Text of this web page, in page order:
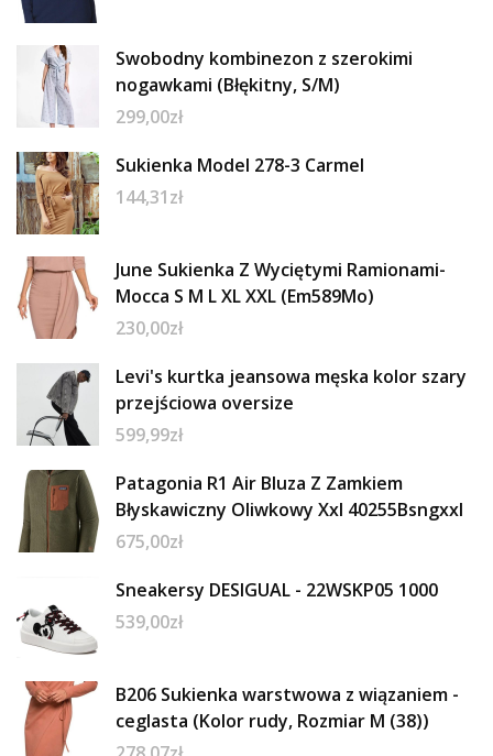
Swobodny kombinezon z szerokimi
nogawkami (Błękitny, S/M)
299,00zł
Sukienka Model 278-3 Carmel
144,31zł
June Sukienka Z Wyciętymi Ramionami-
Mocca S M L XL XXL (Em589Mo)
230,00zł
Levi's kurtka jeansowa męska kolor szary
przejściowa oversize
599,99zł
Patagonia R1 Air Bluza Z Zamkiem
Błyskawiczny Oliwkowy Xxl 40255Bsngxxl
675,00zł
Sneakersy DESIGUAL - 22WSKP05 1000
539,00zł
B206 Sukienka warstwowa z wiązaniem -
ceglasta (Kolor rudy, Rozmiar M (38))